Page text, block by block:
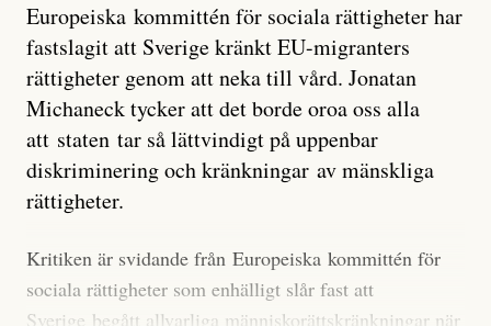
Det verkar vara en underdrift, menar nu Zeke
Hausfather.
”Det ser ut som att årets El Niño inte bara med stor
sannolikhet kommer att bli den starkaste sedan
tillförlitliga mätningar inleddes – den kan till och med
marginal”, skriver han.
Europeiska kommittén för sociala rättigheter har
fastslagit att Sverige kränkt EU-migranters
rättigheter genom att neka till vård. Jonatan
Michaneck tycker att det borde oroa oss alla
att staten tar så lättvindigt på uppenbar
diskriminering och kränkningar av mänskliga
rättigheter.
Kritiken är svidande från Europeiska kommittén för
sociala rättigheter som enhälligt slår fast att
Sverige begått allvarliga människorättskränkningar när